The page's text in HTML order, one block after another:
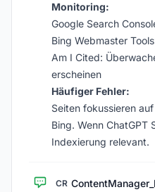
Monitoring:
Google Search
Bing Webmaster
Am I Cited:
erscheinen
Häufiger Fehler:
Seiten fokussieren
Bing. Wenn ChatGPT
Indexierung relevant.
CR